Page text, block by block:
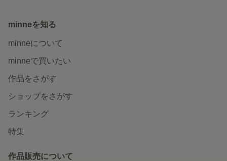
minneを知る
minneについて
minneで買いたい
作品をさがす
ショップをさがす
ランキング
特集
作品販売について